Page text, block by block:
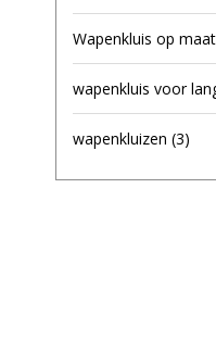
Wapenkluis op maat
wapenkluis voor
wapenkluizen (3)